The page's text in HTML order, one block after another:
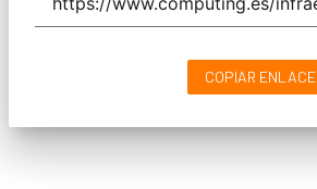
COPIAR ENLACE